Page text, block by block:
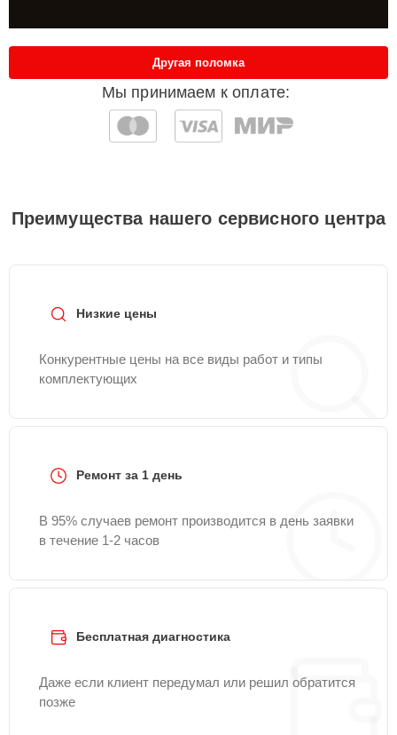
Мы принимаем к оплате:
Другая поломка
Преимущества нашего сервисного центра
Низкие цены
Конкурентные цены на все виды работ и типы
комплектующих
Ремонт за 1 день
В 95% случаев ремонт производится в день заявки
в течение 1-2 часов
Бесплатная диагностика
Даже если клиент передумал или решил обратится
позже